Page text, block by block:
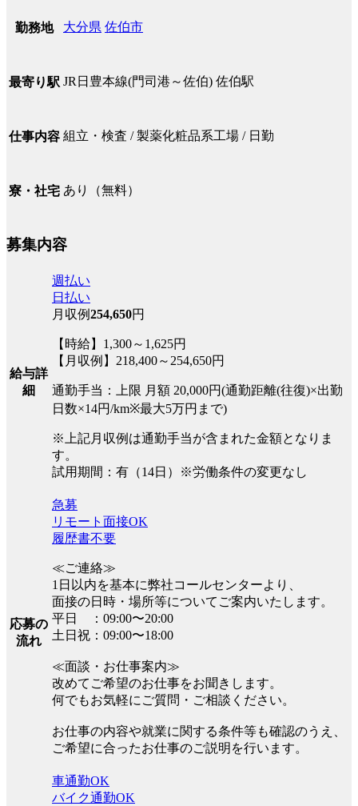
勤務地 大分県 佐伯市
最寄り駅 JR日豊本線(門司港～佐伯) 佐伯駅
仕事内容 組立・検査 / 製薬化粧品系工場 / 日勤
寮・社宅 あり（無料）
募集内容
給与詳
細
週払い
日払い
月収例254,650円
【時給】1,300～1,625円
【月収例】218,400～254,650円
通勤手当：上限 月額 20,000円(通勤距離(往復)×出勤
日数×14円/km※最大5万円まで)
※上記月収例は通勤手当が含まれた金額となりま
す。
試用期間：有（14日）※労働条件の変更なし
応募の
流れ
急募
リモート面接OK
履歴書不要
≪ご連絡≫
1日以内を基本に弊社コールセンターより、
面接の日時・場所等についてご案内いたします。
平日 ：09:00〜20:00
土日祝：09:00〜18:00
≪面談・お仕事案内≫
改めてご希望のお仕事をお聞きします。
何でもお気軽にご質問・ご相談ください。
お仕事の内容や就業に関する条件等も確認のうえ、
ご希望に合ったお仕事のご説明を行います。
車通勤OK
バイク通勤OK